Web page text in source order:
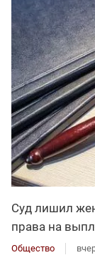
Суд лишил
права на
Общество